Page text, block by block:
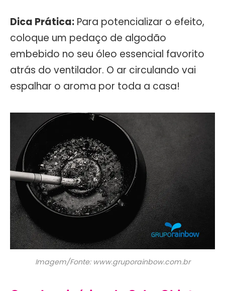
Dica Prática: Para potencializar o efeito,
coloque um pedaço de algodão
embebido no seu óleo essencial favorito
atrás do ventilador. O ar circulando vai
espalhar o aroma por toda a casa!
Imagem/Fonte: www.gruporainbow.com.br